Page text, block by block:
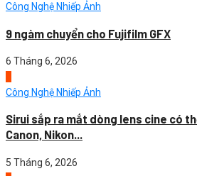
Công Nghệ Nhiếp Ảnh
9 ngàm chuyển cho Fujifilm GFX
6 Tháng 6, 2026
Công Nghệ Nhiếp Ảnh
Sirui sắp ra mắt dòng lens cine có
Canon, Nikon...
5 Tháng 6, 2026